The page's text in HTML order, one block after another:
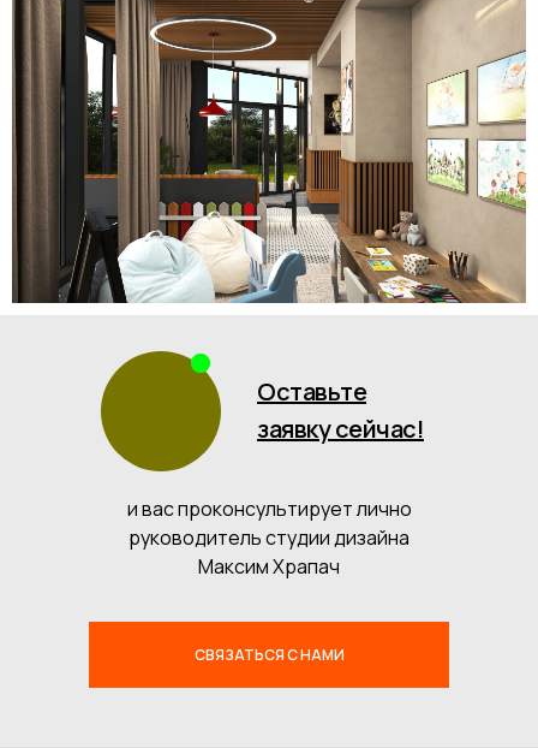
СВЯЗАТЬСЯ С НАМИ
Оставьте
заявку сейчас!
и вас проконсультирует лично
руководитель студии дизайна
Максим Храпач